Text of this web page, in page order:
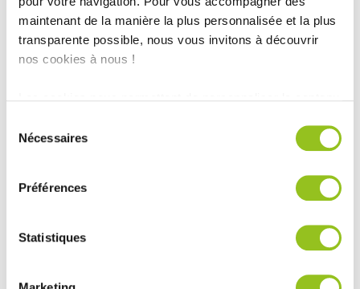
maintenant de la manière la plus personnalisée et la plus
transparente possible, nous vous invitons à découvrir
nos cookies à nous !
médias sociaux et d'analyser notre trafic. Nous
partageons également des informations sur l'utilisation de
notre site avec nos partenaires de médias sociaux, de
publicité et d'analyse, qui peuvent combiner celles-ci
ou qu'ils ont collectées lors de votre utilisation de leurs
Nécessaires
Préférences
Statistiques
Ville :Réalisée par Anthony Rabiller
COMERA